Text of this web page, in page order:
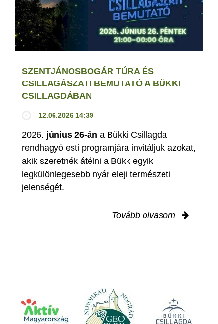
SZENTJÁNOSBOGÁR TÚRA ÉS
CSILLAGÁSZATI BEMUTATÓ A BÜKKI
CSILLAGDÁBAN
12.06.2026 14:39
2026. június 26-án a Bükki Csillagda
rendhagyó esti programjára invitáljuk azokat,
akik szeretnék átélni a Bükk egyik
legkülönlegesebb nyár eleji természeti
jelenségét.
Tovább olvasom